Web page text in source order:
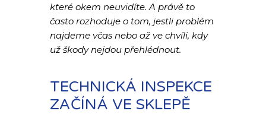
které okem neuvidíte. A právě to
často rozhoduje o tom, jestli problém
najdeme včas nebo až ve chvíli, kdy
už škody nejdou přehlédnout.
TECHNICKÁ INSPEKCE
ZAČÍNÁ VE SKLEPĚ